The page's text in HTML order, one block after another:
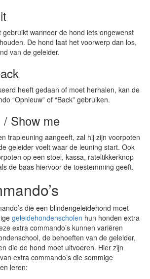
gebruikt wanneer de hond iets ongewenst
De hond laat het voorwerp dan los,
van de geleider.
heeft gedaan of moet herhalen, kan de
“Opnieuw” of “Back” gebruiken.
Show me
trapleuning aangeeft, zal hij zijn voorpoten
geleider voelt waar de leuning start. Ook
op een stoel, kassa, rateltikkerknop
de baas hiervoor de toestemming geeft.
die een blindengeleidehond moet
geleidehondenscholen hun honden extra
extra commando’s kunnen variëren
de behoeften van de geleider,
die de hond moet uitvoeren. Hier zijn
extra commando’s die sommige
leren: